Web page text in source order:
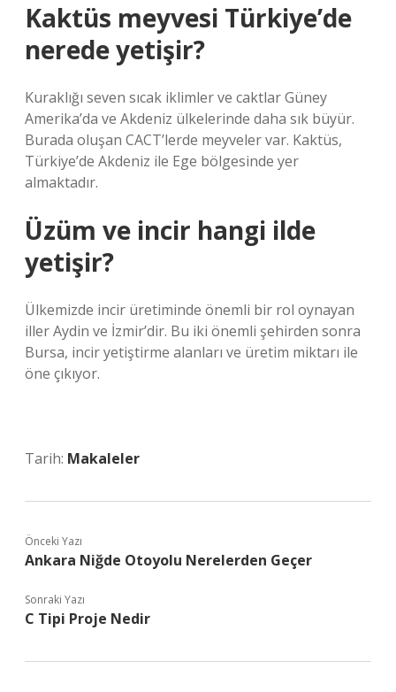
Kaktüs meyvesi Türkiye’de
nerede yetişir?
Kuraklığı seven sıcak iklimler ve caktlar Güney
Amerika’da ve Akdeniz ülkelerinde daha sık büyür.
Burada oluşan CACT’lerde meyveler var. Kaktüs,
Türkiye’de Akdeniz ile Ege bölgesinde yer
almaktadır.
Üzüm ve incir hangi ilde
yetişir?
Ülkemizde incir üretiminde önemli bir rol oynayan
iller Aydin ve İzmir’dir. Bu iki önemli şehirden sonra
Bursa, incir yetiştirme alanları ve üretim miktarı ile
öne çıkıyor.
Tarih: Makaleler
Önceki Yazı
Ankara Niğde Otoyolu Nerelerden Geçer
Sonraki Yazı
C Tipi Proje Nedir